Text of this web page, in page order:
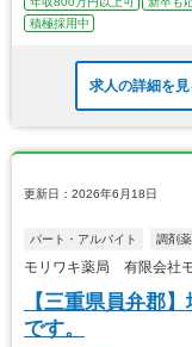
積極採用中
求人の詳細を見
更新日：2026年6月18日
パート・アルバイト 調剤
モリワキ薬局 有限会社
【三重県員弁郡
です。